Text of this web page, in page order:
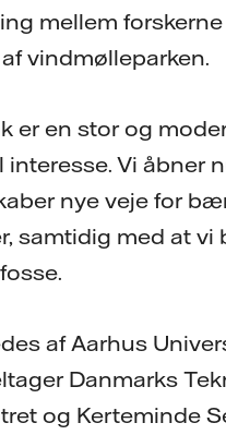
mellem
vindmølleparken.
er en stor og
Vi åbner
nye veje for
samtidig med at vi
af Aarhus
Danmarks
og Kerteminde